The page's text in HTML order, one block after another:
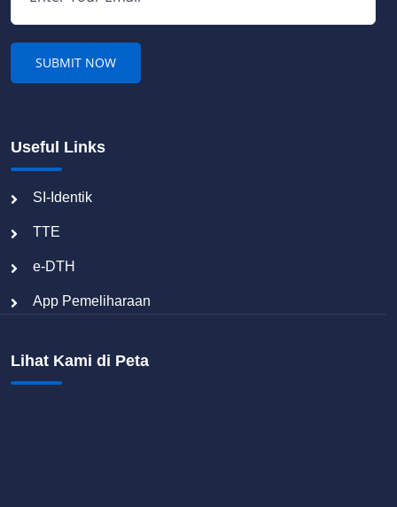
Useful Links
SI-Identik
TTE
e-DTH
App Pemeliharaan
Lihat Kami di Peta